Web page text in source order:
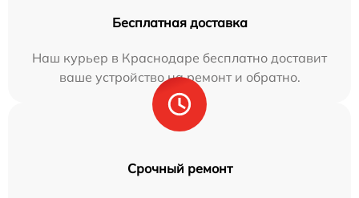
Бесплатная доставка
Наш курьер в Краснодаре бесплатно доставит
ваше устройство на ремонт и обратно.
Срочный ремонт